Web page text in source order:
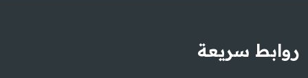
روابط سريعة